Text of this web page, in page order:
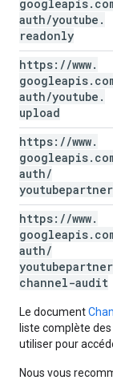
googleapis.
auth/youtube .
readonly
https: //www.
googleapis.
auth/youtube .
upload
https: //www.
googleapis.
auth/
youtubepartner
https: //www.
googleapis.
auth/
channel-audit
Le document
liste complète
utiliser pour
Nous vous